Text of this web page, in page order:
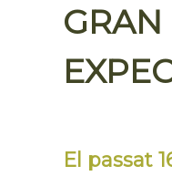
GRAN
El passat